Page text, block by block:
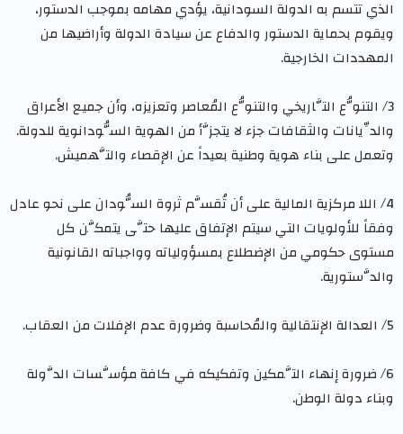
الذي تتسم به الدولة السودانية، يؤدي مهامه بموجب الدستور،
ويقوم بحماية الدستور والدفاع عن سيادة الدولة وأراضيها من
المهددات الخارجية.
3/ التنوُّع التَّاريخي والتنوُّع المُعاصر وتعزيزه، وأن جميع الأعراق
والدِّيانات والثقافات جزء لا يتجزَّأ من الهوية السُّودانوية للدولة.
وتعمل على بناء هوية وطنية بعيداً عن الإقصاء والتَّهميش.
4/ اللا مركزية المالية على أن تُقسَّم ثروة السُّودان على نحو عادل
وفقاً للأولويات التي سيتم الإتفاق عليها حتَّى يتمكَّن كل
مستوى حكومي من الإضطلاع بمسؤولياته وواجباته القانونية
والدَّستورية.
5/ العدالة الإنتقالية والمُحاسبة وضرورة عدم الإفلات من العقاب.
6/ ضرورة إنهاء التَّمكين وتفكيكه في كافة مؤسَّسات الدَّولة
وبناء دولة الوطن.